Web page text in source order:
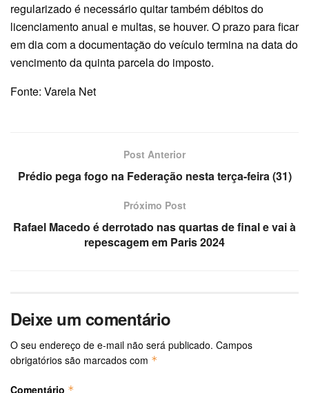
regularizado é necessário quitar também débitos do
licenciamento anual e multas, se houver. O prazo para ficar
em dia com a documentação do veículo termina na data do
vencimento da quinta parcela do imposto.
Fonte: Varela Net
Post Anterior
Prédio pega fogo na Federação nesta terça-feira (31)
Próximo Post
Rafael Macedo é derrotado nas quartas de final e vai à
repescagem em Paris 2024
Deixe um comentário
O seu endereço de e-mail não será publicado. Campos
obrigatórios são marcados com *
Comentário *